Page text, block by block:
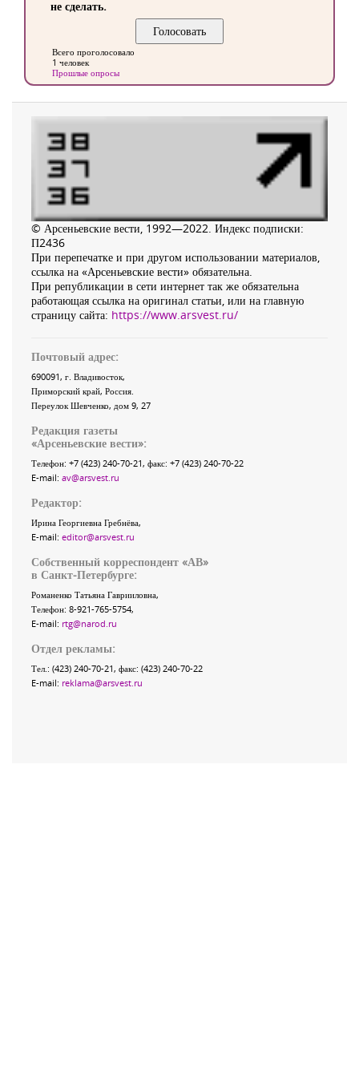
не сделать.
Всего проголосовало
1 человек
Прошлые опросы
© Арсеньевские вести, 1992—2022. Индекс подписки:
П2436
При перепечатке и при другом использовании материалов,
ссылка на «Арсеньевские вести» обязательна.
При републикации в сети интернет так же обязательна
работающая ссылка на оригинал статьи, или на главную
страницу сайта: https://www.arsvest.ru/
Почтовый адрес:
690091, г. Владивосток,
Приморский край, Россия
Переулок Шевченко, дом 9, 27
Редакция газеты
«Арсеньевские вести»:
Телефон: +7 (423) 240-70-21, факс: +7 (423) 240-70-22
E-mail: av@arsvest.ru
Редактор:
Ирина Георгиевна Гребнёва,
E-mail: editor@arsvest.ru
Собственный корреспондент «АВ»
в Санкт-Петербурге:
Романенко Татьяна Гаврииловна,
Телефон: 8-921-765-5754,
E-mail: rtg@narod.ru
Отдел рекламы:
Тел.: (423) 240-70-21, факс: (423) 240-70-22
E-mail: reklama@arsvest.ru